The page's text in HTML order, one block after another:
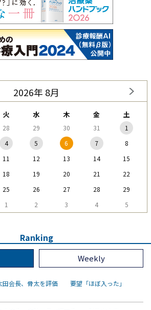
2026年 8月
火 水 木 金 土
28 29 30 31
1
4 5 6 7
8
11 12 13 14
15
18 19 20 21
22
25 26 27 28
29
1 2 3 4 5
Ranking
Weekly
田会長、骨太を評価 要望「ほぼ入った」